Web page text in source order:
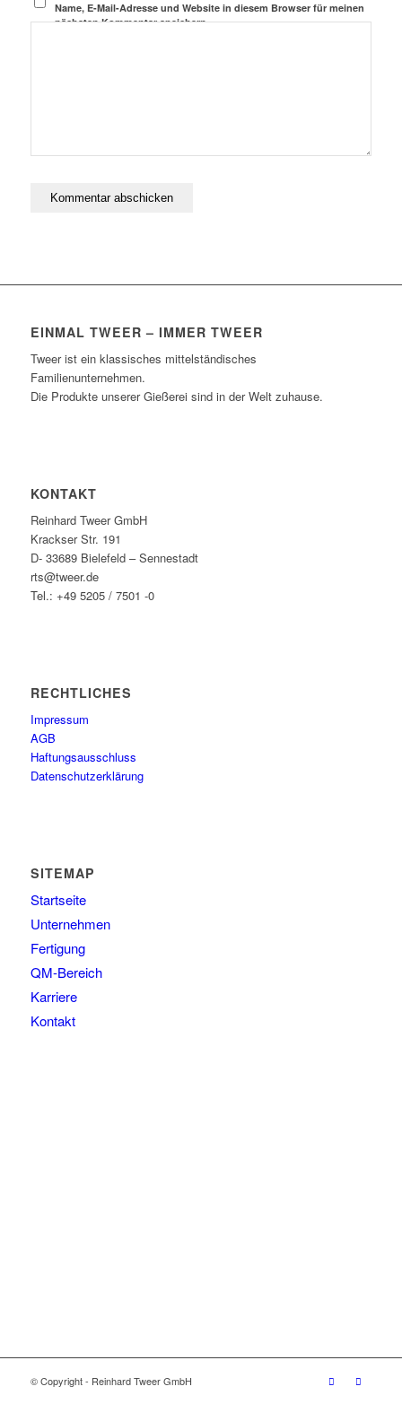
Name, E-Mail-Adresse und Website in diesem Browser für meinen
nächsten Kommentar speichern.
EINMAL TWEER – IMMER TWEER
Tweer ist ein klassisches mittelständisches
Familienunternehmen.
Die Produkte unserer Gießerei sind in der Welt zuhause.
KONTAKT
Reinhard Tweer GmbH
Krackser Str. 191
D- 33689 Bielefeld – Sennestadt
rts@tweer.de
Tel.: +49 5205 / 7501 -0
RECHTLICHES
Impressum
AGB
Haftungsausschluss
Datenschutzerklärung
SITEMAP
Startseite
Unternehmen
Fertigung
QM-Bereich
Karriere
Kontakt
© Copyright - Reinhard Tweer GmbH